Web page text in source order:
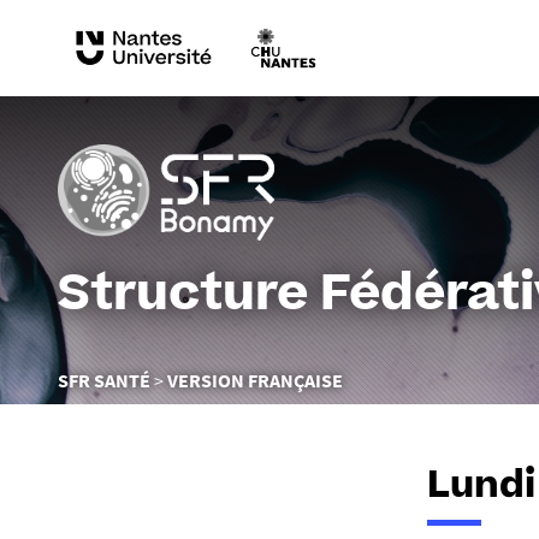
Structure
Vous
êtes
SFR SANTÉ VERSION FRANÇAISE